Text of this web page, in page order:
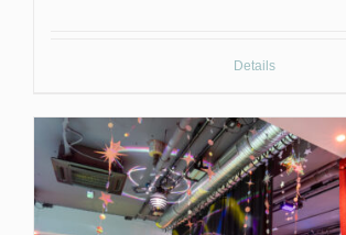
Details